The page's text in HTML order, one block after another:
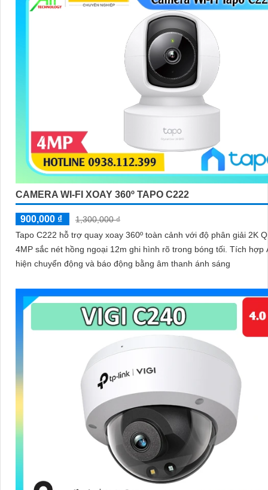
CAMERA WI-FI XOAY 360º TAPO C222
900,000 ₫
1,300,000 ₫
Tapo C222 hỗ trợ quay xoay 360º toàn cảnh với độ phân giải 2K
4MP sắc nét hồng ngoại 12m ghi hình rõ trong bóng tối. Tích hợp AI phát
hiện chuyển động và báo động bằng âm thanh ánh sáng